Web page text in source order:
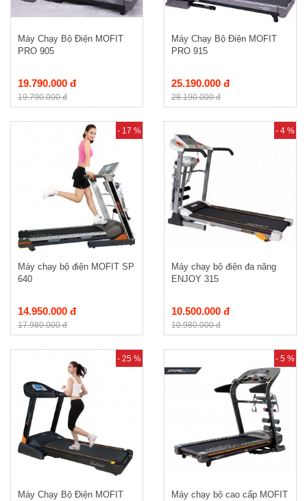
Máy Chạy Bộ Điện MOFIT
PRO 905
19.790.000 đ
19.790.000 đ
Máy Chạy Bộ Điện MOFIT
PRO 915
25.190.000 đ
28.190.000 đ
- 17 %
Máy chạy bộ điện MOFIT SP
640
14.950.000 đ
17.980.000 đ
- 4 %
Máy chạy bộ điện đa năng
ENJOY 315
10.500.000 đ
10.980.000 đ
- 25 %
Máy Chạy Bộ Điện MOFIT
- 5 %
Máy chạy bộ cao cấp MOFIT